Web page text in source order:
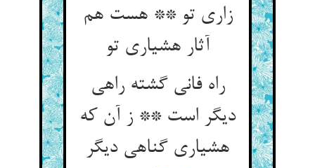
زاری تو ** هست هم
آثار هشیاری تو
راه فانی گشته راهی
دیگر است ** ز آن که
هشیاری گناهی دیگر